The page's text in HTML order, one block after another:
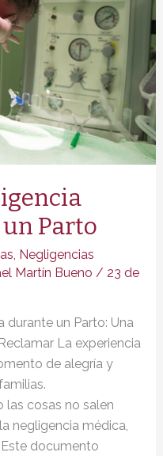
Parto
, Negligencias
Martín Bueno / 23 de
durante un Parto: Una
La experiencia
de alegría y
las cosas no salen
negligencia médica,
documento